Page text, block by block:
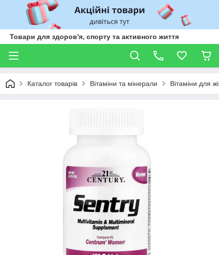
Товари для здоров'я, спорту та активного життя
Каталог товарів Вітаміни та мінерали Вітаміни для